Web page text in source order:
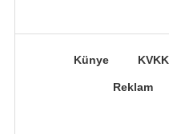
Künye KVKK
Reklam